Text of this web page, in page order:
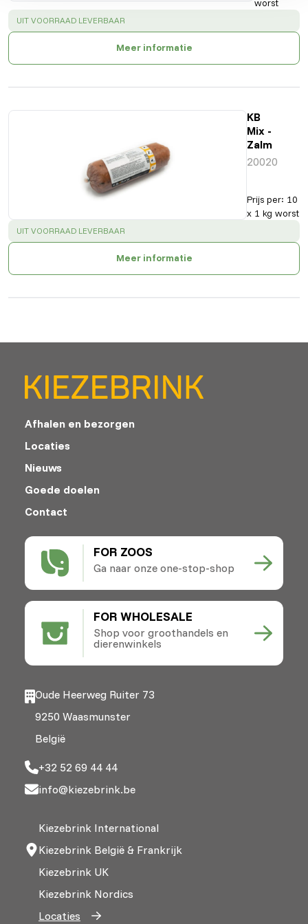
worst
SUCCESS:
UIT VOORRAAD LEVERBAAR
Meer informatie
KB
Mix -
Zalm
20020
Prijs per: 10
x 1 kg worst
SUCCESS:
UIT VOORRAAD LEVERBAAR
Meer informatie
FOR ZOOS
Ga naar onze one-stop-shop
FOR WHOLESALE
Shop voor groothandels en
dierenwinkels
Afhalen en bezorgen
Locaties
Nieuws
Goede doelen
Contact
Oude Heerweg Ruiter 73
9250 Waasmunster
België
+32 52 69 44 44
info@kiezebrink.be
Kiezebrink International
Kiezebrink België & Frankrijk
Kiezebrink UK
Kiezebrink Nordics
Locaties